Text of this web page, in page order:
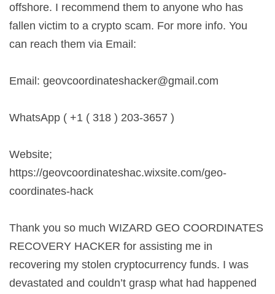
offshore. I recommend them to anyone who has
fallen victim to a crypto scam. For more info. You
can reach them via Email:
Email: geovcoordinateshacker@gmail.com
WhatsApp ( +1 ( 318 ) 203-3657 )
Website;
https://geovcoordinateshac.wixsite.com/geo-
coordinates-hack
Thank you so much WIZARD GEO COORDINATES
RECOVERY HACKER for assisting me in
recovering my stolen cryptocurrency funds. I was
devastated and couldn’t grasp what had happened